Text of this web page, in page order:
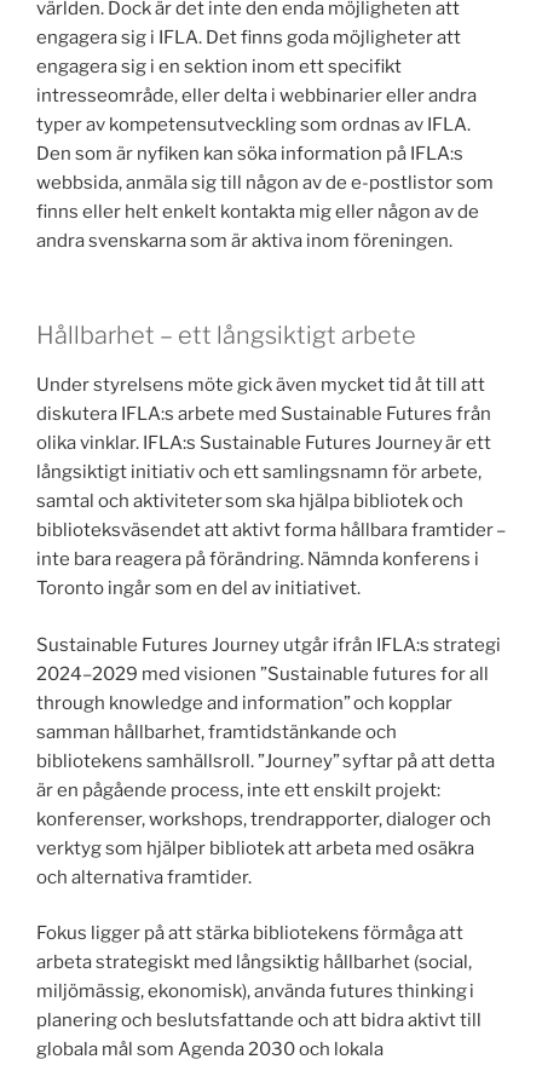
världen. Dock är det inte den enda möjligheten att
engagera sig i IFLA. Det finns goda möjligheter att
engagera sig i en sektion inom ett specifikt
intresseområde, eller delta i webbinarier eller andra
typer av kompetensutveckling som ordnas av IFLA.
Den som är nyfiken kan söka information på IFLA:s
webbsida, anmäla sig till någon av de e-postlistor som
finns eller helt enkelt kontakta mig eller någon av de
andra svenskarna som är aktiva inom föreningen.
Hållbarhet – ett långsiktigt arbete
Under styrelsens möte gick även mycket tid åt till att
diskutera IFLA:s arbete med Sustainable Futures från
olika vinklar. IFLA:s Sustainable Futures Journey är ett
långsiktigt initiativ och ett samlingsnamn för arbete,
samtal och aktiviteter som ska hjälpa bibliotek och
biblioteksväsendet att aktivt forma hållbara framtider –
inte bara reagera på förändring. Nämnda konferens i
Toronto ingår som en del av initiativet.
Sustainable Futures Journey utgår ifrån IFLA:s strategi
2024–2029 med visionen ”Sustainable futures for all
through knowledge and information” och kopplar
samman hållbarhet, framtidstänkande och
bibliotekens samhällsroll. ”Journey” syftar på att detta
är en pågående process, inte ett enskilt projekt:
konferenser, workshops, trendrapporter, dialoger och
verktyg som hjälper bibliotek att arbeta med osäkra
och alternativa framtider.
Fokus ligger på att stärka bibliotekens förmåga att
arbeta strategiskt med långsiktig hållbarhet (social,
miljömässig, ekonomisk), använda futures thinking i
planering och beslutsfattande och att bidra aktivt till
globala mål som Agenda 2030 och lokala